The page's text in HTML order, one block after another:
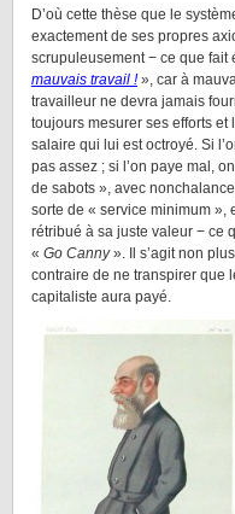
D’où cette thèse que le
exactement de ses propres
scrupuleusement − ce que fait
mauvais travail !», car à
travailleur ne devra jamais
toujours mesurer ses efforts
salaire qui lui est octroyé. Si
pas assez ; si l’on paye mal,
de sabots », avec
sorte de « service minimum »,
rétribué à sa juste valeur − ce
« Go Canny». Il s’agit non
contraire de ne transpirer que
capitaliste aura payé.